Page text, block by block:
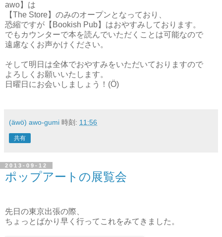
awo】は
【The Store】のみのオープンとなっており、
恐縮ですが【Bookish Pub】はおやすみしております。
でもカウンターで本を読んでいただくことは可能なので
遠慮なくお声かけください。
そして明日は全体でおやすみをいただいておりますので
よろしくお願いいたします。
日曜日にお会いしましょう！(Ö)
(äwö) awo-gumi 時刻: 11:56
共有
2013-09-12
ポップアートの展覧会
先日の東京出張の際、
ちょっとばかり早く行ってこれをみてきました。